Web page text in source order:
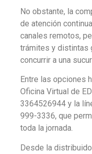
No obstante, la
de atención
canales remotos,
trámites y distintas
concurrir a una
Entre las opciones
Oficina Virtual de
3364526944 y la
999-3336, que
toda la jornada.
Desde la